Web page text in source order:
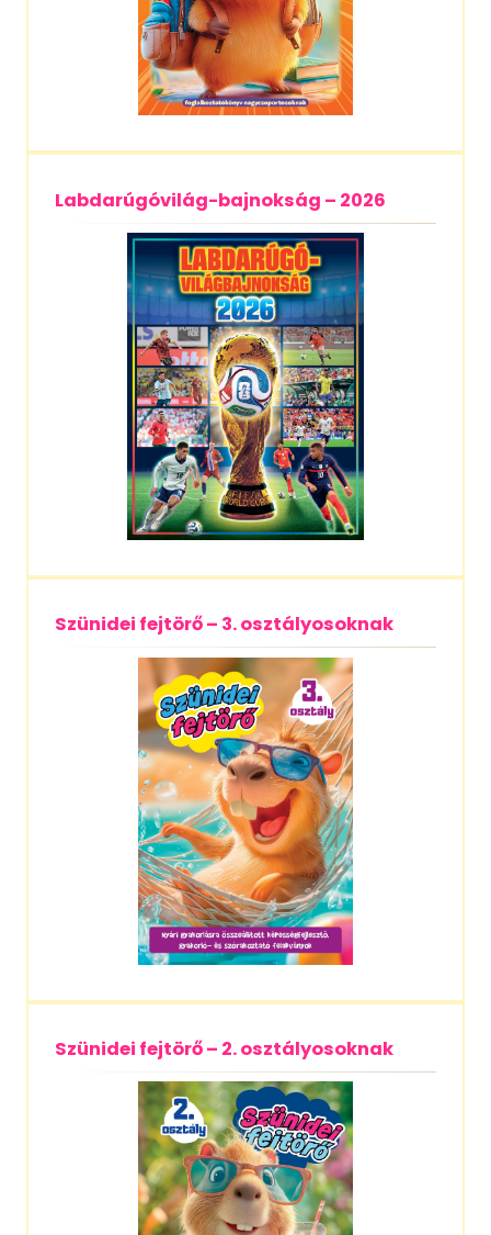
Labdarúgóvilág-bajnokság – 2026
Szünidei fejtörő – 3. osztályosoknak
Szünidei fejtörő – 2. osztályosoknak